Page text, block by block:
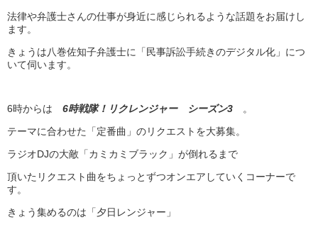
法律や弁護士さんの仕事が身近に感じられるような話題をお届けし
ます。
きょうは八巻佐知子弁護士に「民事訴訟手続きのデジタル化」につ
いて伺います。
6時からは 6時戦隊！リクレンジャー シーズン3 。
テーマに合わせた「定番曲」のリクエストを大募集。
ラジオDJの大敵「カミカミブラック」が倒れるまで
頂いたリクエスト曲をちょっとずつオンエアしていくコーナーで
す。
きょう集めるのは「夕日レンジャー」